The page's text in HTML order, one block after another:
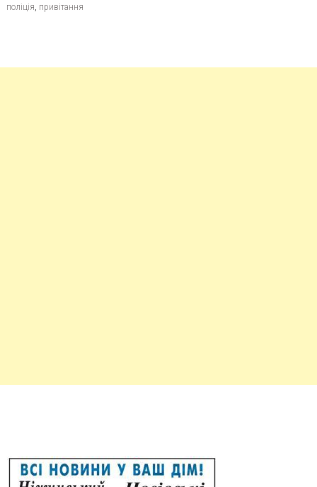
поліція, привітання